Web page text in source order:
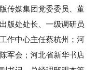
传媒集团党委委员、董
版处处长、一级调研员
作中心主任蔡杭州；河
军会；河北省新华书店